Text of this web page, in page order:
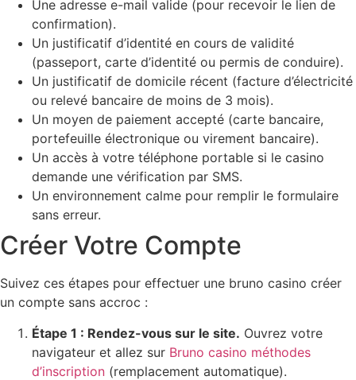
Une adresse e-mail valide (pour recevoir le lien de
confirmation).
Un justificatif d’identité en cours de validité
(passeport, carte d’identité ou permis de conduire).
Un justificatif de domicile récent (facture d’électricité
ou relevé bancaire de moins de 3 mois).
Un moyen de paiement accepté (carte bancaire,
portefeuille électronique ou virement bancaire).
Un accès à votre téléphone portable si le casino
demande une vérification par SMS.
Un environnement calme pour remplir le formulaire
sans erreur.
Créer Votre Compte
Suivez ces étapes pour effectuer une bruno casino créer
un compte sans accroc :
Étape 1 : Rendez-vous sur le site. Ouvrez votre
navigateur et allez sur Bruno casino méthodes
d’inscription (remplacement automatique).